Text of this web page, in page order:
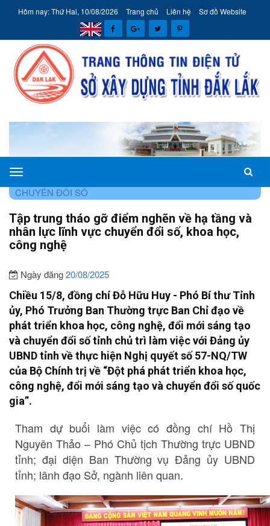
Hôm nay: Thứ Hai, 10/08/2026 Trang chủ Liên hệ Sơ đồ Website
Sở
Xây
tỉnh
Đắk
Lắk
TRANG CHỦ
ĐỔI MỚI SÁNG TẠO VÀ
CHUYỂN ĐỔI SỐ
Tập trung tháo gỡ điểm nghẽn về hạ tầng và
nhân lực lĩnh vực chuyển đổi số, khoa học,
công nghệ
Ngày đăng20/08/2025
Chiều 15/8, đồng chí Đỗ Hữu Huy - Phó Bí thư Tỉnh
ủy, Phó Trưởng Ban Thường trực Ban Chỉ đạo về
phát triển khoa học, công nghệ, đổi mới sáng tạo
và chuyển đổi số tỉnh chủ trì làm việc với Đảng ủy
UBND tỉnh về thực hiện Nghị quyết số 57-NQ/TW
của Bộ Chính trị về “Đột phá phát triển khoa học,
công nghệ, đổi mới sáng tạo và chuyển đổi số quốc
gia”.
Tham dự buổi làm việc có đồng chí Hồ Thị
Nguyên Thảo – Phó Chủ tịch Thường trực UBND
tỉnh; đại diện Ban Thường vụ Đảng ủy UBND
tỉnh; lãnh đạo Sở, ngành liên quan.